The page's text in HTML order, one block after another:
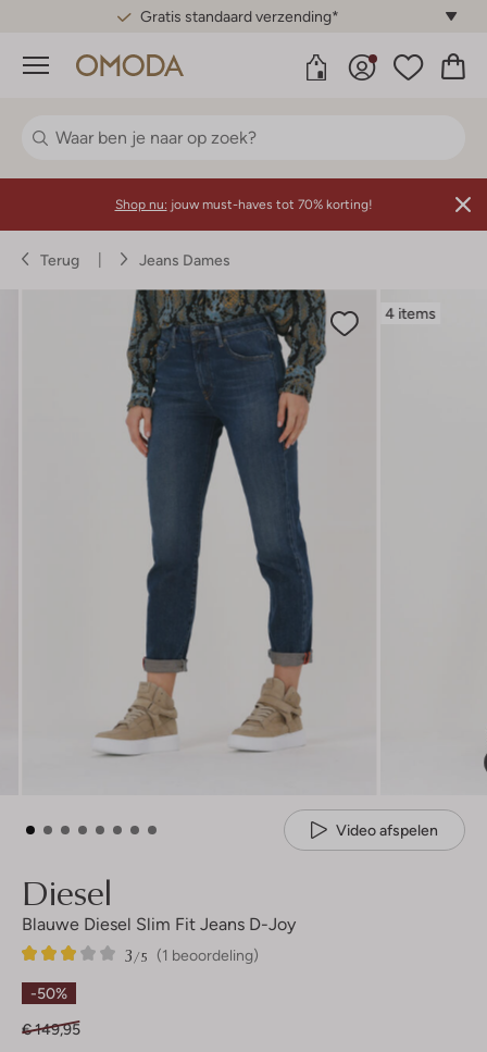
Gratis standaard verzending*
Menu
Shop nu: jouw must-haves tot 70% korting!
Terug Jeans Dames
4 items
Video afspelen
Diesel
Blauwe Diesel Slim Fit Jeans D-Joy
(1 beoordeling)
3/5
1
3
Sterren
-50%
€ 149,95